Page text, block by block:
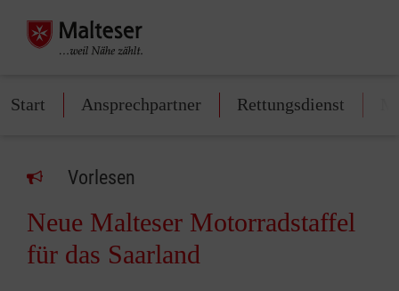
Start Ansprechpartner Rettungsdienst
Vorlesen
Neue Malteser Motorradstaffel
für das Saarland